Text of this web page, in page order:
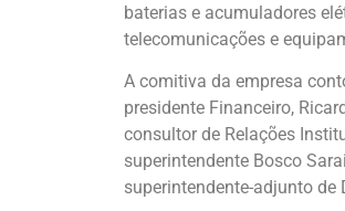
baterias e acumuladores
telecomunicações e
A comitiva da empresa
presidente Financeiro,
consultor de Relações
superintendente Bosco
superintendente-adjunto de